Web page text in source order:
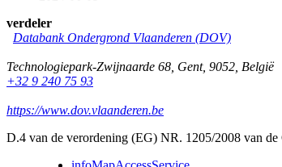
verdeler
Databank Ondergrond Vlaanderen (DOV)
Technologiepark-Zwijnaarde 68 Gent, 9052 België
+32 9 240 75 93
https://www.dov.vlaanderen.be
D.4 van de verordening (EG) NR. 1205/2008 van de